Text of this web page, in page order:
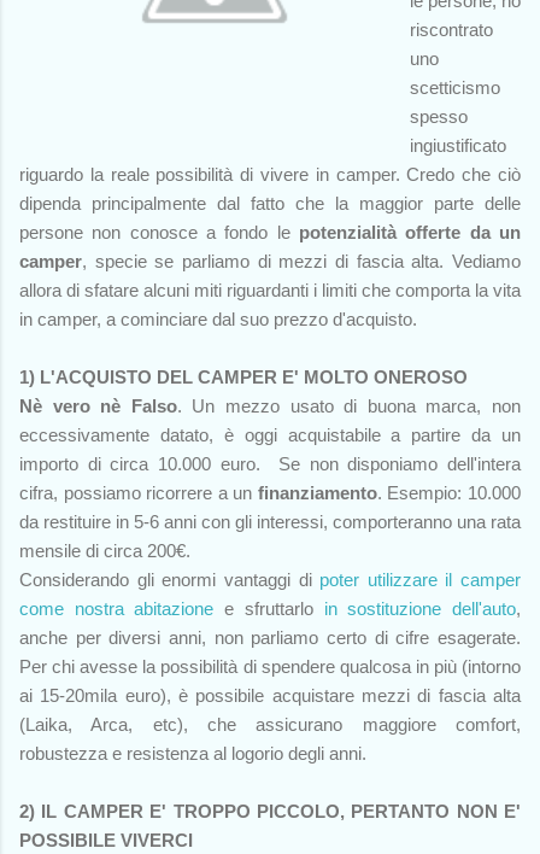
riscontrato
uno
scetticismo
spesso
ingiustificato
riguardo la reale possibilità di vivere in camper. Credo che ciò
dipenda principalmente dal fatto che la maggior parte delle
persone non conosce a fondo lepotenzialità offerte da un
camper, specie se parliamo di mezzi di fascia alta. Vediamo
allora di sfatare alcuni miti riguardanti i limiti che comporta la vita
in camper, a cominciare dal suo prezzo d'acquisto.
1) L'ACQUISTO DEL CAMPER E' MOLTO ONEROSO
Nè vero nè Falso. Un mezzo usato di buona marca, non
eccessivamente datato, è oggi acquistabile a partire da un
importo di circa 10.000 euro. Se non disponiamo dell'intera
cifra, possiamo ricorrere a un finanziamento. Esempio: 10.000
da restituire in 5-6 anni con gli interessi, comporteranno una rata
mensile di circa 200€.
Considerando gli enormi vantaggi di poter utilizzare il camper
come nostra abitazione e sfruttarlo in sostituzione dell'auto,
anche per diversi anni, non parliamo certo di cifre esagerate.
Per chi avesse la possibilità di spendere qualcosa in più (intorno
ai 15-20mila euro), è possibile acquistare mezzi di fascia alta
(Laika, Arca, etc), che assicurano maggiore comfort,
robustezza e resistenza al logorio degli anni.
2) IL CAMPER E' TROPPO PICCOLO, PERTANTO NON E'
POSSIBILE VIVERCI